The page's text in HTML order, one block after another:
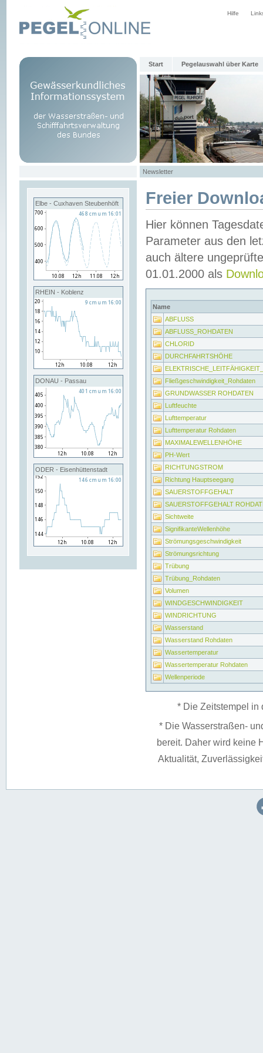
Hilfe
Start Pegelauswahl über Karte
Newsletter
Elbe - Cuxhaven Steubenhöft
RHEIN - Koblenz
DONAU - Passau
ODER - Eisenhüttenstadt
Freier
Hier können
Parameter aus den
auch ältere
01.01.2000 als
Name
ABFLUSS
ABFLUSS_ROHDATEN
CHLORID
DURCHFAHRTSHÖHE
Fließgeschwindigkeit_Rohdaten
GRUNDWASSER ROHDATEN
Luftfeuchte
Lufttemperatur
Lufttemperatur Rohdaten
MAXIMALEWELLENHÖHE
PH-Wert
RICHTUNGSTROM
Richtung Hauptseegang
SAUERSTOFFGEHALT
SAUERSTOFFGEHALT
Sichtweite
SignifikanteWellenhöhe
Strömungsgeschwindigkeit
Strömungsrichtung
Trübung
Trübung_Rohdaten
Volumen
WINDGESCHWINDIGKEIT
WINDRICHTUNG
Wasserstand
Wasserstand Rohdaten
Wassertemperatur
Wassertemperatur Rohdaten
Wellenperiode
* Die Zeitstempel in
* Die Wasserstraßen-
bereit. Daher wird keine
Aktualität,